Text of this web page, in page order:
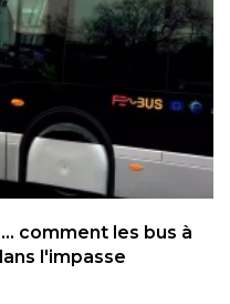
comment les bus à
l'impasse